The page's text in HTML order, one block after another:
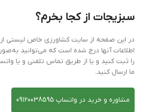
سبزیجات از کجا بخرم؟
در این صفحه از سایت کشاورزی خاص لیستی
اطلاعات آنها درج شده است که می‌توانید
را ثبت کنید و یا از طریق تماس تلفنی و یا
ما ارسال کنید.
مشاوره و خرید در واتساپ 09120038595